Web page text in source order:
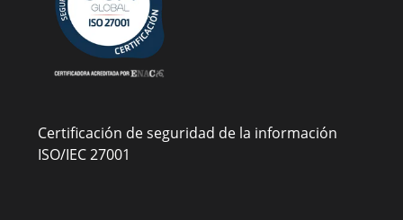
Certificación de seguridad de la información
ISO/IEC 27001